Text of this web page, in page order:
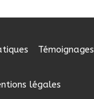
Témoignages
légales